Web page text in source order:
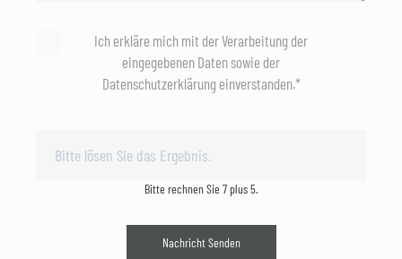
Ich erkläre mich mit der Verarbeitung der
eingegebenen Daten sowie der
Datenschutzerklärung einverstanden.*
Bitte rechnen Sie 7 plus 5.
Nachricht Senden